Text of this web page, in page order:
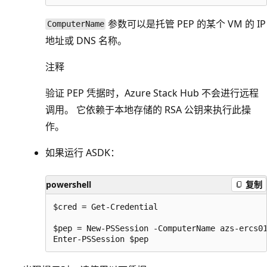
ComputerName 参数可以是托管 PEP 的某个 VM 的 IP
地址或 DNS 名称。
注释
验证 PEP 凭据时，Azure Stack Hub 不会进行远程
调用。 它依赖于本地存储的 RSA 公钥来执行此操
作。
如果运行 ASDK：
powershell 复制
$cred = Get-Credential
$pep = New-PSSession -ComputerName azs-